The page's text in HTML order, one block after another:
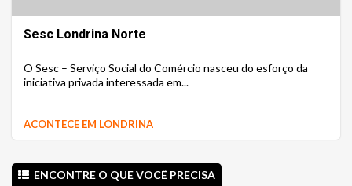
Sesc Londrina Norte
O Sesc – Serviço Social do Comércio nasceu do esforço da
iniciativa privada interessada em...
ACONTECE EM LONDRINA
ENCONTRE O QUE VOCÊ PRECISA